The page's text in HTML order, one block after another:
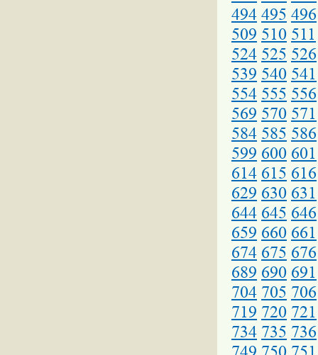
494 495 496
509 510 511
524 525 526
539 540 541
554 555 556
569 570 571
584 585 586
599 600 601
614 615 616
629 630 631
644 645 646
659 660 661
674 675 676
689 690 691
704 705 706
719 720 721
734 735 736